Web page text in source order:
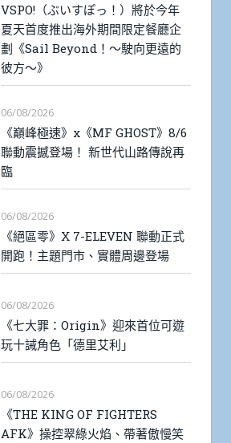
VSPO!（ぶいすぽっ！）將於今年
夏天首度推出海外期間限定餐廳企
劃《Sail Beyond！～駛向更遠的
彼方～》
06/08/2026
《巔峰極速》x《MF GHOST》8/6
聯動震撼登場！ 新世代山路傳說再
臨
06/08/2026
《絕區零》X 7-ELEVEN 聯動正式
開跑！主題門市、實體周邊登場
06/08/2026
《七大罪：Origin》迎來首位可遊
玩十誡角色「德里艾利」
06/08/2026
《THE KING OF FIGHTERS
AFK》操控翠綠火焰、帶著傲慢笑